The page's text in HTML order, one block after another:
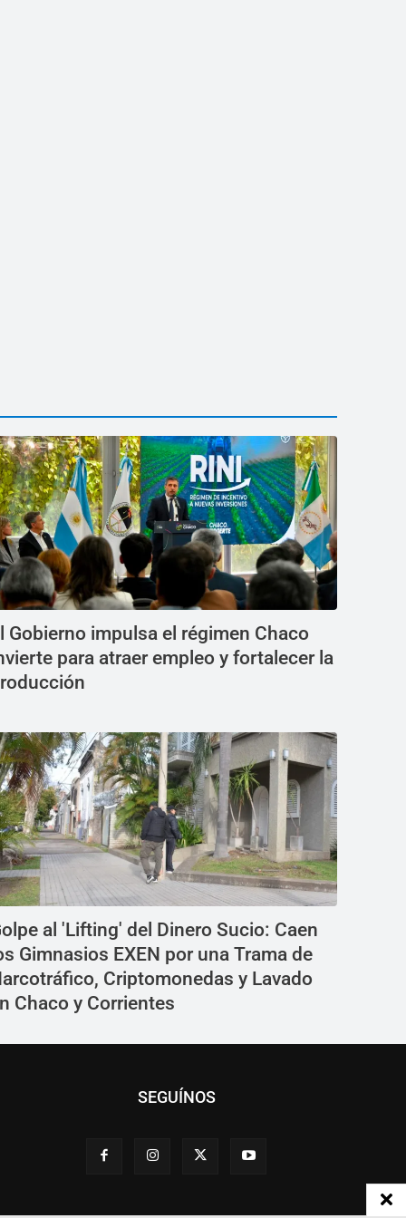
Gobierno impulsa el régimen Chaco
para atraer empleo y fortalecer la
al 'Lifting' del Dinero Sucio: Caen
Gimnasios EXEN por una Trama de
Criptomonedas y Lavado
Chaco y Corrientes
SEGUÍNOS